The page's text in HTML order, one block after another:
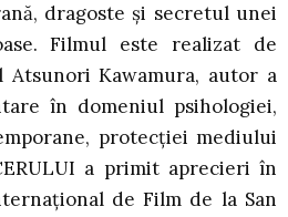
dragoste şi secretul unei
Filmul este realizat de
Kawamura, autor a
în domeniul psihologiei,
protecţiei mediului
a primit aprecieri în
de Film de la San